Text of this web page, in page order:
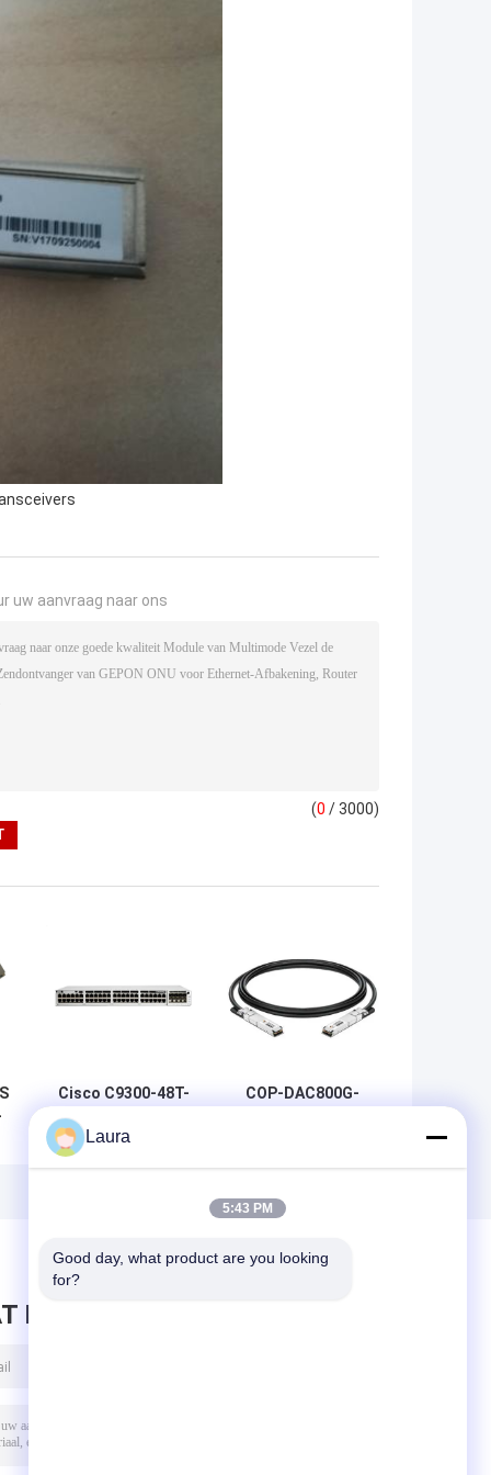
uw aanvraag naar ons
(0 / 3000)
Cisco C9300-48T-
E Catalyst 9300
Gigabit Network
Essentials-switch
toegangsswitch
COP-DAC800G-
800G DAC 1m
BERICHT ACHTER
Laura
5:43 PM
Good day, what product are you looking
for?